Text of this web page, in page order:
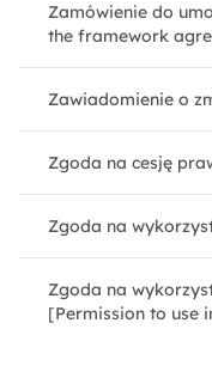
Zamówienie do
the framework
Zawiadomienie o
Zgoda na cesję
Zgoda na
Zgoda na
[Permission to use